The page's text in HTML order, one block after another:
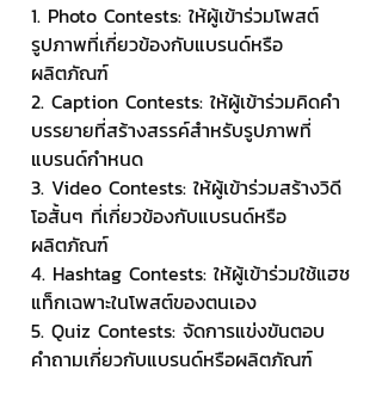
1. Photo Contests: ให้ผู้เข้าร่วมโพสต์
รูปภาพที่เกี่ยวข้องกับแบรนด์หรือ
ผลิตภัณฑ์
2. Caption Contests: ให้ผู้เข้าร่วมคิดคำ
บรรยายที่สร้างสรรค์สำหรับรูปภาพที่
แบรนด์กำหนด
3. Video Contests: ให้ผู้เข้าร่วมสร้างวิดี
โอสั้นๆ ที่เกี่ยวข้องกับแบรนด์หรือ
ผลิตภัณฑ์
4. Hashtag Contests: ให้ผู้เข้าร่วมใช้แฮช
แท็กเฉพาะในโพสต์ของตนเอง
5. Quiz Contests: จัดการแข่งขันตอบ
คำถามเกี่ยวกับแบรนด์หรือผลิตภัณฑ์